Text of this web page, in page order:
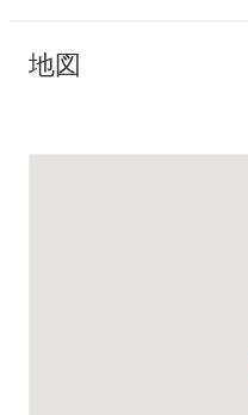
地図